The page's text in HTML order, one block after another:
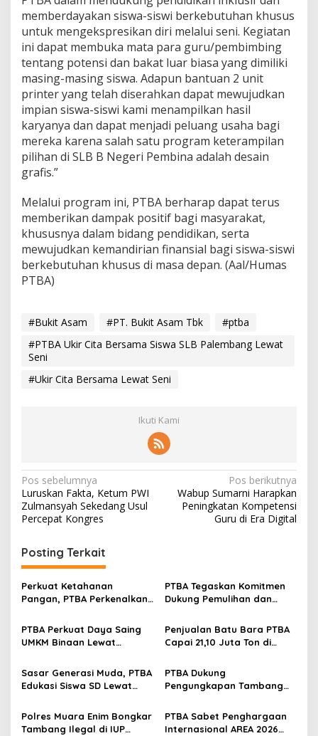
memberdayakan siswa-siswi berkebutuhan khusus
untuk mengekspresikan diri melalui seni. Kegiatan
ini dapat membuka mata para guru/pembimbing
tentang potensi dan bakat luar biasa yang dimiliki
masing-masing siswa. Adapun bantuan 2 unit
printer yang telah diserahkan dapat mewujudkan
impian siswa-siswi kami menampilkan hasil
karyanya dan dapat menjadi peluang usaha bagi
mereka karena salah satu program keterampilan
pilihan di SLB B Negeri Pembina adalah desain
grafis.”
Melalui program ini, PTBA berharap dapat terus
memberikan dampak positif bagi masyarakat,
khususnya dalam bidang pendidikan, serta
mewujudkan kemandirian finansial bagi siswa-siswi
berkebutuhan khusus di masa depan. (Aal/Humas
PTBA)
#Bukit Asam #PT. Bukit Asam Tbk
#ptba
#PTBA Ukir Cita Bersama Siswa SLB Palembang Lewat
Seni
#Ukir Cita Bersama Lewat Seni
Ikuti Kami
N
a
v
i
g
a
s
i
p
s
Pos sebelumnya
Luruskan Fakta, Ketum PWI
Zulmansyah Sekedang Usul
Percepat Kongres
Pos berikutnya
Wabup Sumarni Harapkan
Peningkatan Kompetensi
Guru di Era Digital
Posting Terkait
Perkuat Ketahanan
Pangan, PTBA Perkenalkan
Inagritech 2026
PTBA Tegaskan Komitmen
Dukung Pemulihan dan
Sungai
PTBA Perkuat Daya Saing
UMKM Binaan Lewat
Festival 2026
Penjualan Batu Bara PTBA
Capai 21,10 Juta Ton di
Sasar Generasi Muda, PTBA
Edukasi Siswa SD Lewat
PTBA Dukung
Pengungkapan Tambang
IUP Perseroan
Polres Muara Enim Bongkar
Tambang Ilegal di IUP
PTBA Sabet Penghargaan
Internasional AREA 2026